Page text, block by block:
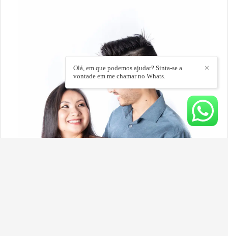
✕
Olá, em que podemos ajudar? Sinta-se a
vontade em me chamar no Whats.